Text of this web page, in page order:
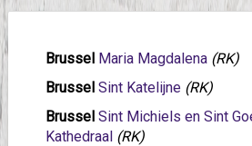
Brussel Maria Magdalena (RK)
Brussel Sint Katelijne (RK)
Brussel Sint Michiels en Sint
Kathedraal (RK)